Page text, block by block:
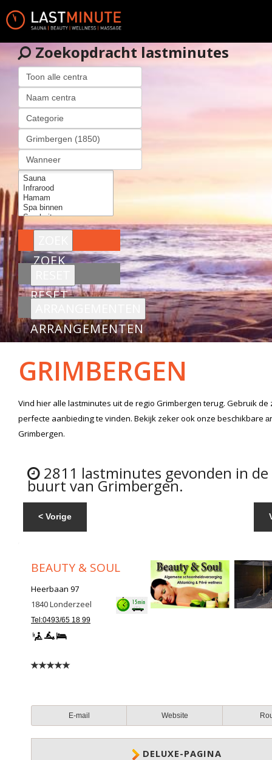
Zoekopdracht lastminutes
ZOEK
RESET
ARRANGEMENTEN
GRIMBERGEN
Vind hier alle lastminutes uit de regio Grimbergenterug. Gebruik de
perfecte aanbieding te vinden. Bekijk zeker ook onze beschikbare
Grimbergen.
2811 lastminutes gevonden in de
buurt van Grimbergen.
< Vorige
BEAUTY & SOUL
Heerbaan 97
1840Londerzeel
Tel:0493/65 18 99
E-mail Website
DELUXE-PAGINA